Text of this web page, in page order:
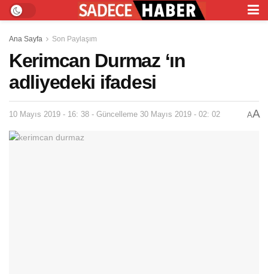
Ana Sayfa Son Paylaşım
Kerimcan Durmaz ‘ın
adliyedeki ifadesi
10 Mayıs 2019 - 16: 38 - Güncelleme 30 Mayıs 2019 - 02: 02 AA